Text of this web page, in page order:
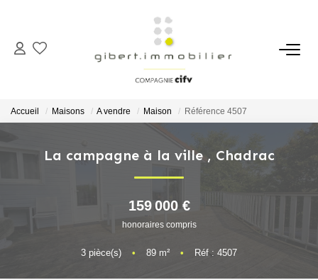
ACHETER
Maisons
Locaux Professionnels
Parkings
Immeubles
Terrains
Accueil Maisons A vendre Maison Référence 4507
La campagne à la ville , Chadrac
159 000 €
honoraires compris
3 pièce(s) • 89 m² • Réf : 4507